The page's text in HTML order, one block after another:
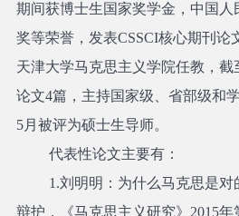
期间获博士生国家奖学金，中国人
奖等荣誉，发表CSSCI核心期刊论
天津大学马克思主义学院任教，截
论文4篇，主持国家级、省部级和
5月被评为硕士生导师。
代表性论文主要有：
1 .刘明明：为什么马克思是对
辩护，《马克思主义研究》2015年